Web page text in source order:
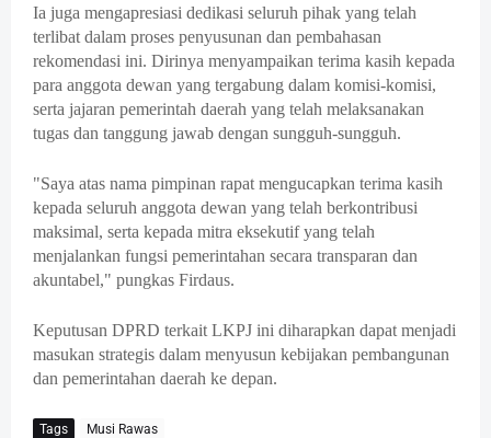
Ia juga mengapresiasi dedikasi seluruh pihak yang telah
terlibat dalam proses penyusunan dan pembahasan
rekomendasi ini. Dirinya menyampaikan terima kasih kepada
para anggota dewan yang tergabung dalam komisi-komisi,
serta jajaran pemerintah daerah yang telah melaksanakan
tugas dan tanggung jawab dengan sungguh-sungguh.
"Saya atas nama pimpinan rapat mengucapkan terima kasih
kepada seluruh anggota dewan yang telah berkontribusi
maksimal, serta kepada mitra eksekutif yang telah
menjalankan fungsi pemerintahan secara transparan dan
akuntabel," pungkas Firdaus.
Keputusan DPRD terkait LKPJ ini diharapkan dapat menjadi
masukan strategis dalam menyusun kebijakan pembangunan
dan pemerintahan daerah ke depan.
Tags Musi Rawas